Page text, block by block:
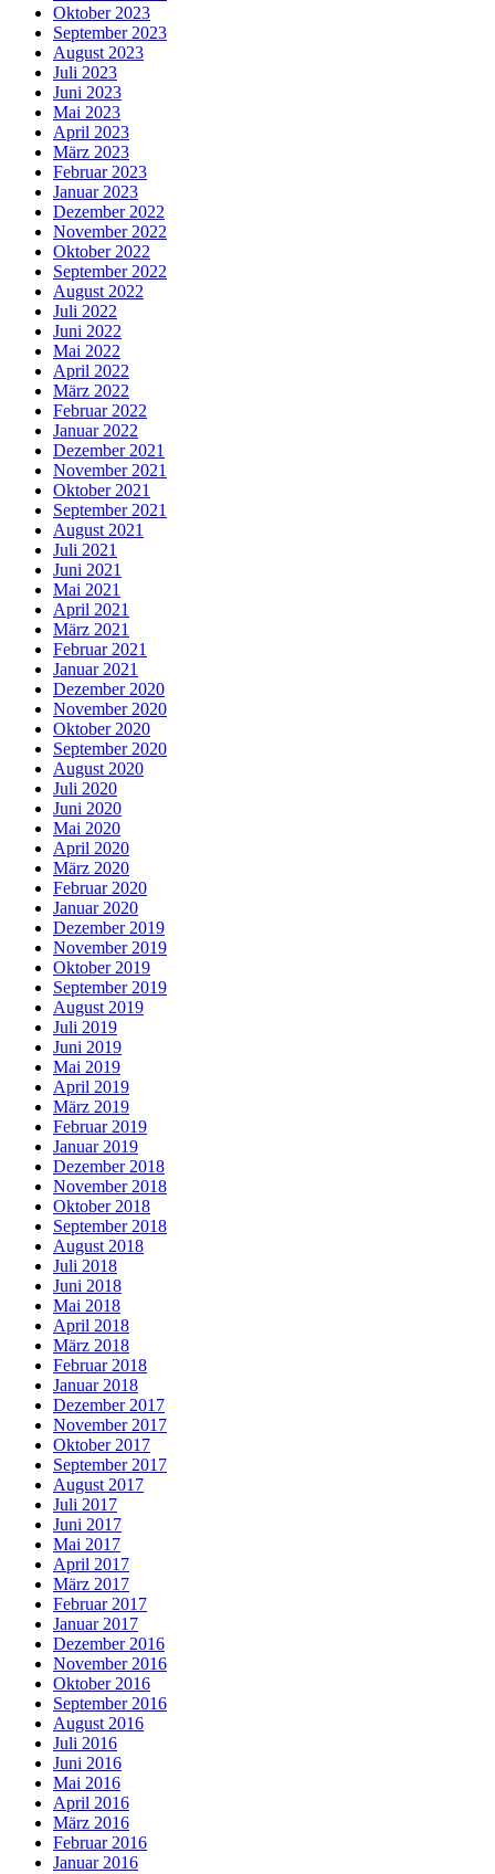
Oktober 2023
September 2023
August 2023
Juli 2023
Juni 2023
Mai 2023
April 2023
März 2023
Februar 2023
Januar 2023
Dezember 2022
November 2022
Oktober 2022
September 2022
August 2022
Juli 2022
Juni 2022
Mai 2022
April 2022
März 2022
Februar 2022
Januar 2022
Dezember 2021
November 2021
Oktober 2021
September 2021
August 2021
Juli 2021
Juni 2021
Mai 2021
April 2021
März 2021
Februar 2021
Januar 2021
Dezember 2020
November 2020
Oktober 2020
September 2020
August 2020
Juli 2020
Juni 2020
Mai 2020
April 2020
März 2020
Februar 2020
Januar 2020
Dezember 2019
November 2019
Oktober 2019
September 2019
August 2019
Juli 2019
Juni 2019
Mai 2019
April 2019
März 2019
Februar 2019
Januar 2019
Dezember 2018
November 2018
Oktober 2018
September 2018
August 2018
Juli 2018
Juni 2018
Mai 2018
April 2018
März 2018
Februar 2018
Januar 2018
Dezember 2017
November 2017
Oktober 2017
September 2017
August 2017
Juli 2017
Juni 2017
Mai 2017
April 2017
März 2017
Februar 2017
Januar 2017
Dezember 2016
November 2016
Oktober 2016
September 2016
August 2016
Juli 2016
Juni 2016
Mai 2016
April 2016
März 2016
Februar 2016
Januar 2016